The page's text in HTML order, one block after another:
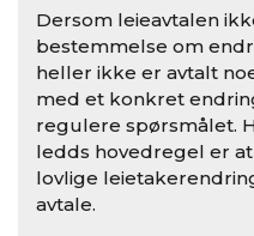
Dersom leieavtalen
bestemmelse om
heller ikke er avtalt
med et konkret
regulere spørsmålet.
ledds hovedregel er
lovlige
avtale.